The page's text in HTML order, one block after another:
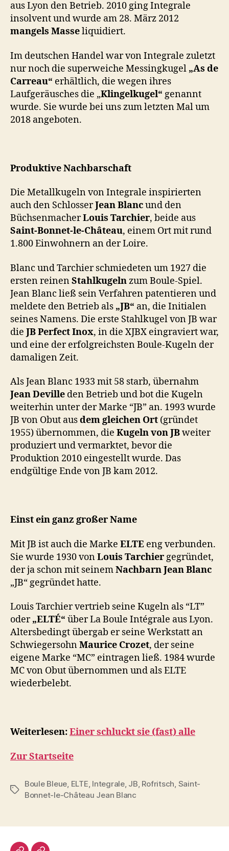
aus Lyon den Betrieb. 2010 ging Integrale
insolvent und wurde am 28. März 2012
mangels Masseliquidiert.
Im deutschen Handel war von Integrale zuletzt
nur noch die superweiche Messingkugel „As de
Carreau“ erhältlich, die wegen ihres
Laufgeräusches die „Klingelkugel“ genannt
wurde. Sie wurde bei uns zum letzten Mal um
2018 angeboten.
Produktive Nachbarschaft
Die Metallkugeln von Integrale inspirierten
auch den SchlosserJean Blancund den
BüchsenmacherLouis Tarchier, beide aus
Saint-Bonnet-le-Château, einem Ort mit rund
1.800 Einwohnern an der Loire.
Blanc und Tarchier schmiedeten um 1927 die
ersten reinenStahlkugelnzum Boule-Spiel.
Jean Blanc ließ sein Verfahren patentieren und
meldete den Betrieb als „JB“ an, die Initialen
seines Namens. Die erste Stahlkugel von JB war
die JB Perfect Inox, in die XJBX eingraviert war,
und eine der erfolgreichsten Boule-Kugeln der
damaligen Zeit.
Als Jean Blanc 1933 mit 58 starb, übernahm
Jean Deville den Betrieb und bot die Kugeln
weiterhin unter der Marke “JB” an. 1993 wurde
JB von Obut ausdem gleichen Ort (gründet
1955) übernommen, die Kugeln von JBweiter
produziert und vermarktet, bevor die
Produktion 2010 eingestellt wurde. Das
endgültige Ende von JB kam 2012.
Einst ein ganz großer Name
Mit JB ist auch die Marke ELTE eng verbunden.
Sie wurde 1930 vonLouis Tarchiergegründet,
der ja schon mit seinemNachbarn Jean Blanc
„JB“ gegründet hatte.
Louis Tarchier vertrieb seine Kugeln als “LT”
oder„ELTÉ“ über La Boule Intégrale aus Lyon.
Altersbedingt übergab er seine Werkstatt an
SchwiegersohnMaurice Crozet, der seine
eigene Marke “MC” eintragen ließ. 1984 wurde
MC von Obut übernommen und als ELTE
wiederbelebt.
Weiterlesen:Einer schluckt sie (fast) alle
Zur Startseite
Schlagwörter
Boule Bleue ELTE Integrale, JB Rofritsch Saint-
Bonnet-le-Château Jean Blanc